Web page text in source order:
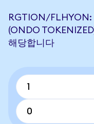
RGTION/FLHYON:
(ONDO
해당합니다